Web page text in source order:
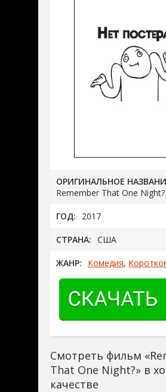
ОРИГИНАЛЬНОЕ
Remember That One Night?
ГОД: 2017
СТРАНА: США
ЖАНР: Комедия,
Смотреть фильм
That One Night?» в
качестве